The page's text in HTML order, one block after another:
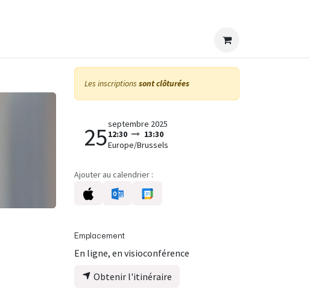
Les inscriptions sont clôturées
25septembre 2025
12:30
13:30
Europe/Brussels
Ajouter au calendrier :
Emplacement
En ligne, en visioconférence
Obtenir l'itinéraire